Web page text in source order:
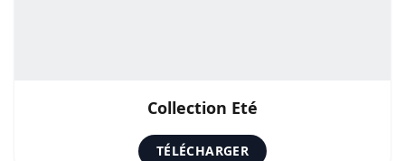
Collection Eté
TÉLÉCHARGER